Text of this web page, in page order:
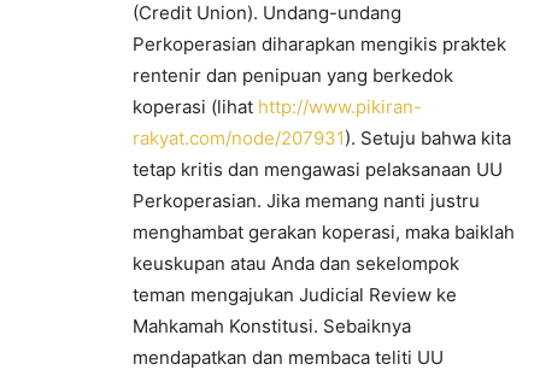
(Credit Union). Undang-undang
Perkoperasian diharapkan mengikis praktek
rentenir dan penipuan yang berkedok
koperasi (lihat http://www.pikiran-
rakyat.com/node/207931). Setuju bahwa kita
tetap kritis dan mengawasi pelaksanaan UU
Perkoperasian. Jika memang nanti justru
menghambat gerakan koperasi, maka baiklah
keuskupan atau Anda dan sekelompok
teman mengajukan Judicial Review ke
Mahkamah Konstitusi. Sebaiknya
mendapatkan dan membaca teliti UU